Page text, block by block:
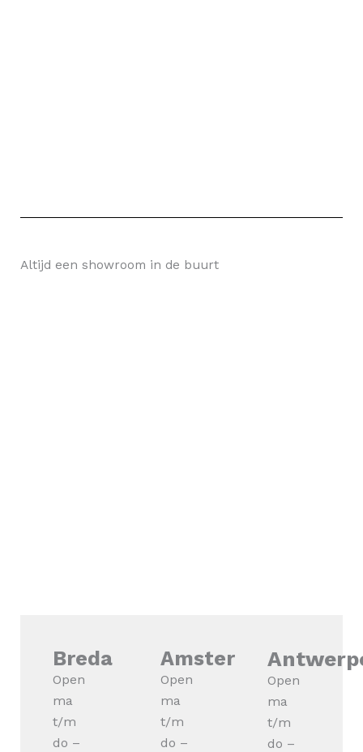
Altijd een showroom in de buurt
Breda
Open
ma
t/m
do –
Amsterdam
Open
ma
t/m
do –
Open
ma
t/m
do –